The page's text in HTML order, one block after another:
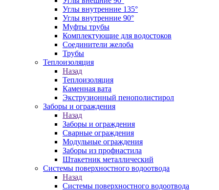
Углы внутренние 135°
Углы внутренние 90°
Муфты трубы
Комплектующие для водостоков
Соединители желоба
Трубы
Теплоизоляция
Назад
Теплоизоляция
Каменная вата
Экструзионный пенополистирол
Заборы и ограждения
Назад
Заборы и ограждения
Сварные ограждения
Модульные ограждения
Заборы из профнастила
Штакетник металлический
Системы поверхностного водоотвода
Назад
Системы поверхностного водоотвода